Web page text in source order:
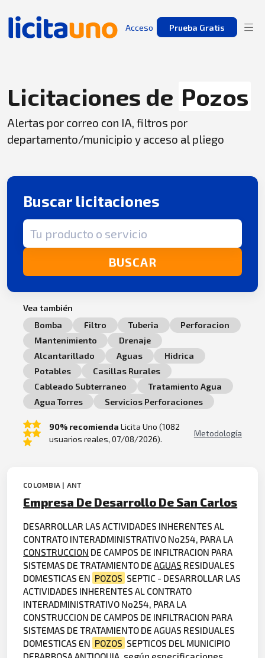
Acceso Prueba Gratis
Licitaciones de Pozos
Alertas por correo con IA, filtros por
departamento/municipio y acceso al pliego
Buscar licitaciones
Término de búsqueda
BUSCAR
Vea también
Bomba
Filtro Tuberia
Perforacion
Mantenimiento
Drenaje
Alcantarillado
Aguas
Hidrica
Potables
Casillas Rurales
Cableado Subterraneo
Tratamiento Agua
Agua Torres
Servicios Perforaciones
90% recomienda Licita Uno (1082
usuarios reales, 07/08/2026).
Metodología
COLOMBIA | ANT
Empresa De Desarrollo De San Carlos
DESARROLLAR LAS ACTIVIDADES INHERENTES AL
CONTRATO INTERADMINISTRATIVO No254, PARA LA
CONSTRUCCION DE CAMPOS DE INFILTRACION PARA
SISTEMAS DE TRATAMIENTO DEAGUAS RESIDUALES
DOMESTICAS EN POZOS SEPTIC - DESARROLLAR LAS
ACTIVIDADES INHERENTES AL CONTRATO
INTERADMINISTRATIVO No254, PARA LA
CONSTRUCCION DE CAMPOS DE INFILTRACION PARA
SISTEMAS DE TRATAMIENTO DE AGUAS RESIDUALES
DOMESTICAS EN POZOS SEPTICOS DEL MUNICIPIO